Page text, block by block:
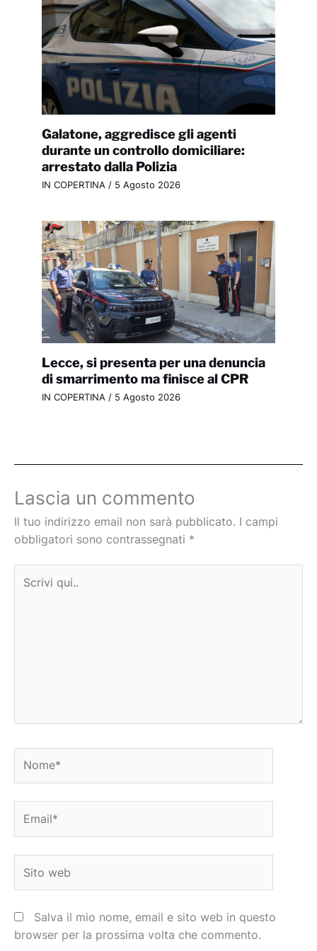
Galatone, aggredisce gli agenti
durante un controllo domiciliare:
arrestato dalla Polizia
IN COPERTINA/ 5 Agosto 2026
Lecce, si presenta per una denuncia
di smarrimento ma finisce al CPR
IN COPERTINA/ 5 Agosto 2026
Lascia un commento
Il tuo indirizzo email non sarà pubblicato. I campi
obbligatori sono contrassegnati *
qui..
web
Salva il mio nome, email e sito web in questo
browser per la prossima volta che commento.